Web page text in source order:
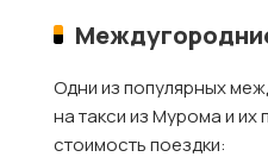
Одни из популярных
на такси из Мурома и их
стоимость поездки: